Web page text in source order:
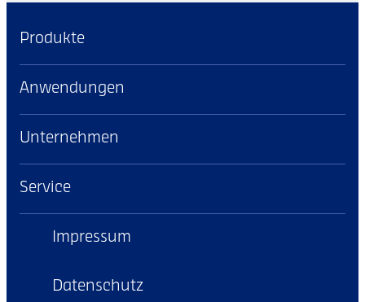
Produkte
Anwendungen
Unternehmen
Service
Impressum
Datenschutz